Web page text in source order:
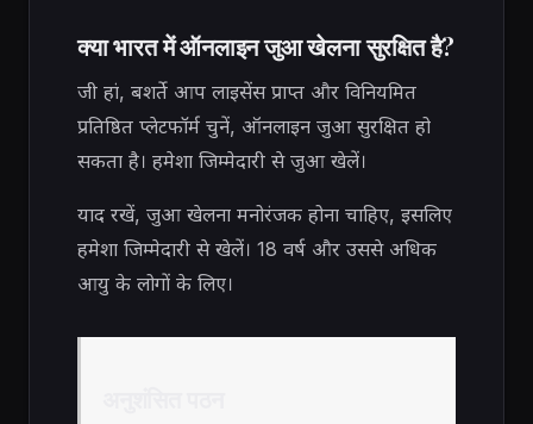
क्या भारत में ऑनलाइन जुआ खेलना सुरक्षित है?
जी हां, बशर्ते आप लाइसेंस प्राप्त और विनियमित
प्रतिष्ठित प्लेटफॉर्म चुनें, ऑनलाइन जुआ सुरक्षित हो
सकता है। हमेशा जिम्मेदारी से जुआ खेलें।
याद रखें, जुआ खेलना मनोरंजक होना चाहिए, इसलिए
हमेशा जिम्मेदारी से खेलें। 18 वर्ष और उससे अधिक
आयु के लोगों के लिए।